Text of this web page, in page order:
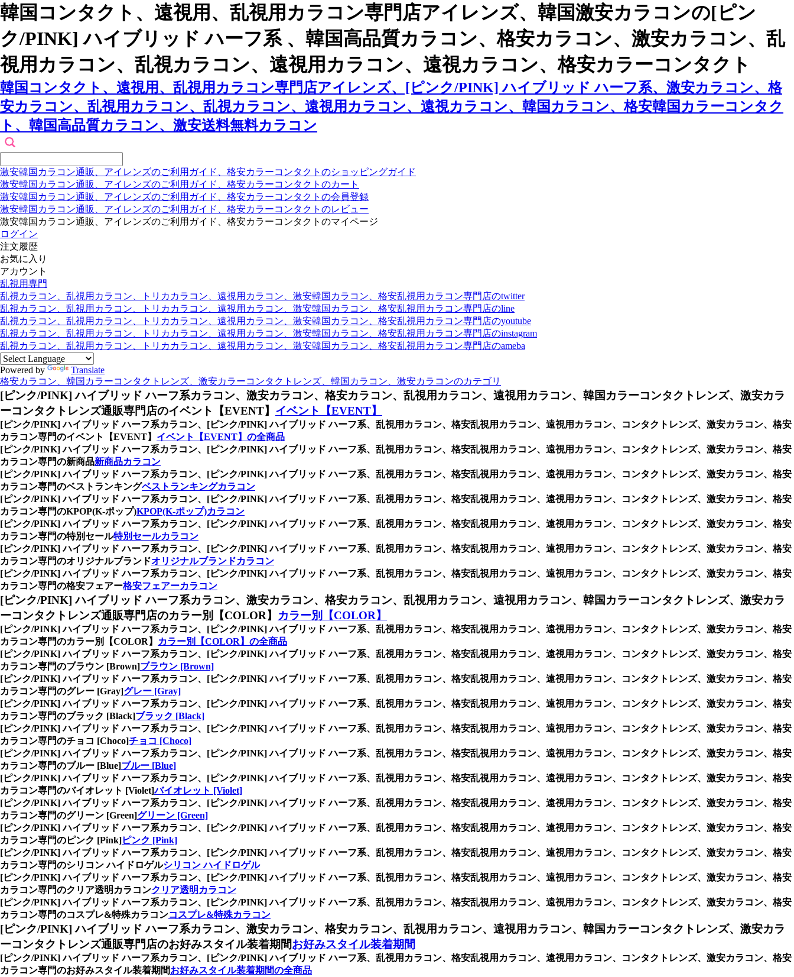
韓国コンタクト、遠視用、乱視用カラコン専門店アイレンズ、韓国激安カラコンの[ピン
ク/PINK] ハイブリッド ハーフ系 、韓国高品質カラコン、格安カラコン、激安カラコン、乱
視用カラコン、乱視カラコン、遠視用カラコン、遠視カラコン、格安カラーコンタクト
韓国コンタクト、遠視用、乱視用カラコン専門店アイレンズ、[ピンク/PINK] ハイブリッド ハーフ系、激安カラコン、格
安カラコン、乱視用カラコン、乱視カラコン、遠視用カラコン、遠視カラコン、韓国カラコン、格安韓国カラーコンタク
ト、韓国高品質カラコン、激安送料無料カラコン
激安韓国カラコン通販、アイレンズのご利用ガイド、格安カラーコンタクトのショッピングガイド
激安韓国カラコン通販、アイレンズのご利用ガイド、格安カラーコンタクトのカート
激安韓国カラコン通販、アイレンズのご利用ガイド、格安カラーコンタクトの会員登録
激安韓国カラコン通販、アイレンズのご利用ガイド、格安カラーコンタクトのレビュー
激安韓国カラコン通販、アイレンズのご利用ガイド、格安カラーコンタクトのマイページ
ログイン
注文履歴
お気に入り
アカウント
乱視用専門
乱視カラコン、乱視用カラコン、トリカカラコン、遠視用カラコン、激安韓国カラコン、格安乱視用カラコン専門店のtwitter
乱視カラコン、乱視用カラコン、トリカカラコン、遠視用カラコン、激安韓国カラコン、格安乱視用カラコン専門店のline
乱視カラコン、乱視用カラコン、トリカカラコン、遠視用カラコン、激安韓国カラコン、格安乱視用カラコン専門店のyoutube
乱視カラコン、乱視用カラコン、トリカカラコン、遠視用カラコン、激安韓国カラコン、格安乱視用カラコン専門店のinstagram
乱視カラコン、乱視用カラコン、トリカカラコン、遠視用カラコン、激安韓国カラコン、格安乱視用カラコン専門店のameba
Powered by
Translate
格安カラコン、韓国カラーコンタクトレンズ、激安カラーコンタクトレンズ、韓国カラコン、激安カラコンのカテゴリ
[ピンク/PINK] ハイブリッド ハーフ系カラコン、 激安カラコン、格安カラコン、乱視用カラコン、遠視用カラコン、韓国カラーコンタクトレンズ、激安カラ
ーコンタクトレンズ通販専門店のイベント【EVENT】 イベント【EVENT】
[ピンク/PINK] ハイブリッド ハーフ系カラコン、 [ピンク/PINK] ハイブリッド ハーフ系、乱視用カラコン、格安乱視用カラコン、遠視用カラコン、コンタクトレンズ、激安カラコン、格安
カラコン専門のイベント【EVENT】 イベント【EVENT】の全商品
[ピンク/PINK] ハイブリッド ハーフ系カラコン、 [ピンク/PINK] ハイブリッド ハーフ系、乱視用カラコン、格安乱視用カラコン、遠視用カラコン、コンタクトレンズ、激安カラコン、格安
カラコン専門の新商品新商品カラコン
[ピンク/PINK] ハイブリッド ハーフ系カラコン、 [ピンク/PINK] ハイブリッド ハーフ系、乱視用カラコン、格安乱視用カラコン、遠視用カラコン、コンタクトレンズ、激安カラコン、格安
カラコン専門のベストランキングベストランキングカラコン
[ピンク/PINK] ハイブリッド ハーフ系カラコン、 [ピンク/PINK] ハイブリッド ハーフ系、乱視用カラコン、格安乱視用カラコン、遠視用カラコン、コンタクトレンズ、激安カラコン、格安
カラコン専門のKPOP(K-ポップ)KPOP(K-ポップ)カラコン
[ピンク/PINK] ハイブリッド ハーフ系カラコン、 [ピンク/PINK] ハイブリッド ハーフ系、乱視用カラコン、格安乱視用カラコン、遠視用カラコン、コンタクトレンズ、激安カラコン、格安
カラコン専門の特別セール特別セールカラコン
[ピンク/PINK] ハイブリッド ハーフ系カラコン、 [ピンク/PINK] ハイブリッド ハーフ系、乱視用カラコン、格安乱視用カラコン、遠視用カラコン、コンタクトレンズ、激安カラコン、格安
カラコン専門のオリジナルブランドオリジナルブランドカラコン
[ピンク/PINK] ハイブリッド ハーフ系カラコン、 [ピンク/PINK] ハイブリッド ハーフ系、乱視用カラコン、格安乱視用カラコン、遠視用カラコン、コンタクトレンズ、激安カラコン、格安
カラコン専門の格安フェアー格安フェアーカラコン
[ピンク/PINK] ハイブリッド ハーフ系カラコン、 激安カラコン、格安カラコン、乱視用カラコン、遠視用カラコン、韓国カラーコンタクトレンズ、激安カラ
ーコンタクトレンズ通販専門店のカラー別【COLOR】 カラー別【COLOR】
[ピンク/PINK] ハイブリッド ハーフ系カラコン、 [ピンク/PINK] ハイブリッド ハーフ系、乱視用カラコン、格安乱視用カラコン、遠視用カラコン、コンタクトレンズ、激安カラコン、格安
カラコン専門のカラー別【COLOR】
カラー別【COLOR】の全商品
[ピンク/PINK] ハイブリッド ハーフ系カラコン、 [ピンク/PINK] ハイブリッド ハーフ系、乱視用カラコン、格安乱視用カラコン、遠視用カラコン、コンタクトレンズ、激安カラコン、格安
カラコン専門のブラウン [Brown]ブラウン [Brown]
[ピンク/PINK] ハイブリッド ハーフ系カラコン、 [ピンク/PINK] ハイブリッド ハーフ系、乱視用カラコン、格安乱視用カラコン、遠視用カラコン、コンタクトレンズ、激安カラコン、格安
カラコン専門のグレー [Gray]グレー [Gray]
[ピンク/PINK] ハイブリッド ハーフ系カラコン、 [ピンク/PINK] ハイブリッド ハーフ系、乱視用カラコン、格安乱視用カラコン、遠視用カラコン、コンタクトレンズ、激安カラコン、格安
カラコン専門のブラック [Black]ブラック [Black]
[ピンク/PINK] ハイブリッド ハーフ系カラコン、 [ピンク/PINK] ハイブリッド ハーフ系、乱視用カラコン、格安乱視用カラコン、遠視用カラコン、コンタクトレンズ、激安カラコン、格安
カラコン専門のチョコ [Choco]チョコ [Choco]
[ピンク/PINK] ハイブリッド ハーフ系カラコン、 [ピンク/PINK] ハイブリッド ハーフ系、乱視用カラコン、格安乱視用カラコン、遠視用カラコン、コンタクトレンズ、激安カラコン、格安
カラコン専門のブルー [Blue]ブルー [Blue]
[ピンク/PINK] ハイブリッド ハーフ系カラコン、 [ピンク/PINK] ハイブリッド ハーフ系、乱視用カラコン、格安乱視用カラコン、遠視用カラコン、コンタクトレンズ、激安カラコン、格安
カラコン専門のバイオレット [Violet]バイオレット [Violet]
[ピンク/PINK] ハイブリッド ハーフ系カラコン、 [ピンク/PINK] ハイブリッド ハーフ系、乱視用カラコン、格安乱視用カラコン、遠視用カラコン、コンタクトレンズ、激安カラコン、格安
カラコン専門のグリーン [Green]グリーン [Green]
[ピンク/PINK] ハイブリッド ハーフ系カラコン、 [ピンク/PINK] ハイブリッド ハーフ系、乱視用カラコン、格安乱視用カラコン、遠視用カラコン、コンタクトレンズ、激安カラコン、格安
カラコン専門のピンク [Pink]ピンク [Pink]
[ピンク/PINK] ハイブリッド ハーフ系カラコン、 [ピンク/PINK] ハイブリッド ハーフ系、乱視用カラコン、格安乱視用カラコン、遠視用カラコン、コンタクトレンズ、激安カラコン、格安
カラコン専門のシリコン ハイドロゲルシリコン ハイドロゲル
[ピンク/PINK] ハイブリッド ハーフ系カラコン、 [ピンク/PINK] ハイブリッド ハーフ系、乱視用カラコン、格安乱視用カラコン、遠視用カラコン、コンタクトレンズ、激安カラコン、格安
カラコン専門のクリア透明カラコンクリア透明カラコン
[ピンク/PINK] ハイブリッド ハーフ系カラコン、 [ピンク/PINK] ハイブリッド ハーフ系、乱視用カラコン、格安乱視用カラコン、遠視用カラコン、コンタクトレンズ、激安カラコン、格安
カラコン専門のコスプレ&特殊カラコンコスプレ&特殊カラコン
[ピンク/PINK] ハイブリッド ハーフ系カラコン、 激安カラコン、格安カラコン、乱視用カラコン、遠視用カラコン、韓国カラーコンタクトレンズ、激安カラ
ーコンタクトレンズ通販専門店のお好みスタイル装着期間お好みスタイル装着期間
[ピンク/PINK] ハイブリッド ハーフ系カラコン、 [ピンク/PINK] ハイブリッド ハーフ系、乱視用カラコン、格安乱視用カラコン、遠視用カラコン、コンタクトレンズ、激安カラコン、格安
カラコン専門のお好みスタイル装着期間お好みスタイル装着期間の全商品